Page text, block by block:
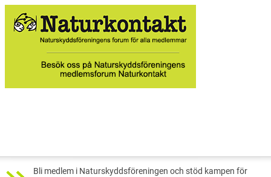
Bli medlem i Naturskyddsföreningen och stöd kampen för